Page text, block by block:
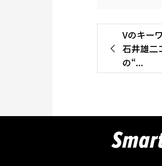
Vのキー
石井雄二
の“...